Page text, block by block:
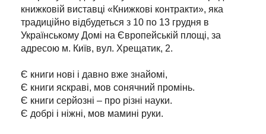
книжковій виставці «Книжкові контракти», яка
традиційно відбудеться з 10 по 13 грудня в
Українському Домі на Європейській площі, за
адресою м. Київ, вул. Хрещатик, 2.
Є книги нові і давно вже знайомі,
Є книги яскраві, мов сонячний промінь.
Є книги серйозні – про різні науки.
Є добрі і ніжні, мов мамині руки.